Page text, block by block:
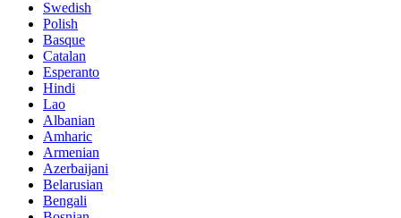
Swedish
Polish
Basque
Catalan
Esperanto
Hindi
Lao
Albanian
Amharic
Armenian
Azerbaijani
Belarusian
Bengali